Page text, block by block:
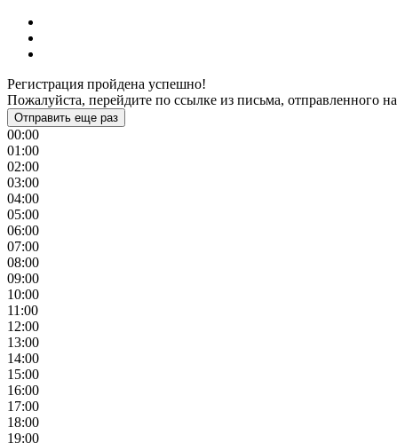
Регистрация пройдена успешно!
Пожалуйста, перейдите по ссылке из письма, отправленного на
Отправить еще раз
00:00
01:00
02:00
03:00
04:00
05:00
06:00
07:00
08:00
09:00
10:00
11:00
12:00
13:00
14:00
15:00
16:00
17:00
18:00
19:00